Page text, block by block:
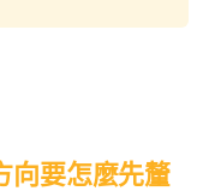
向要怎麼先釐